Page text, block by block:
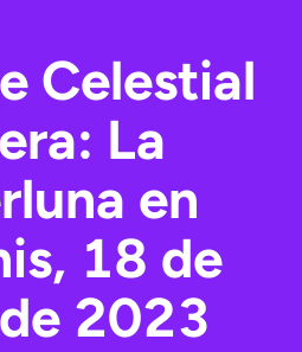
Celestial
La
en
18 de
2023